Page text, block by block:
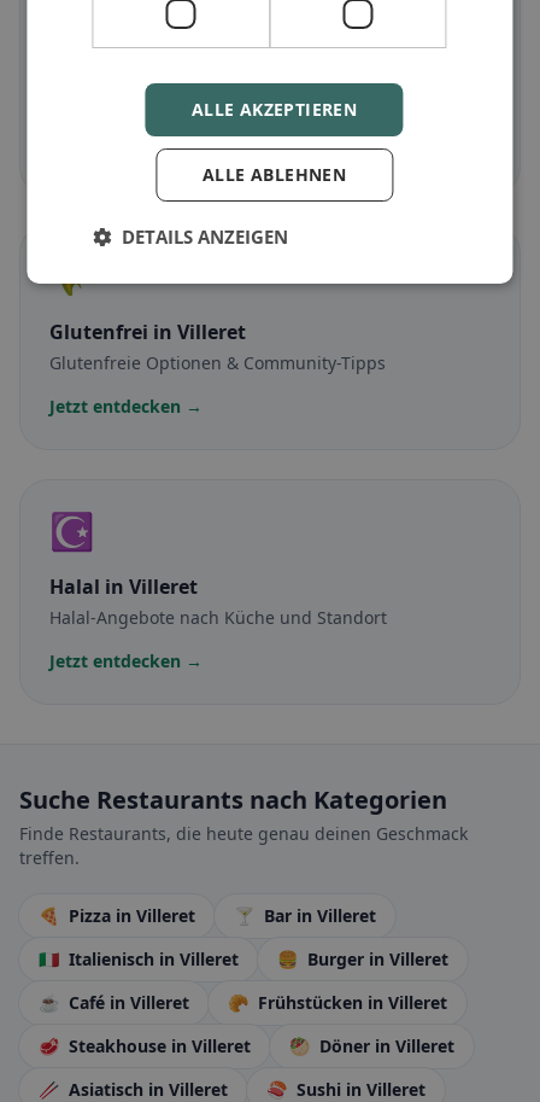
Vegetarischin Villeret
Fleischlose Gerichte & vegetarische Klassiker
Jetzt entdecken →
🌾
Glutenfrei in Villeret
Glutenfreie Optionen & Community-Tipps
Jetzt entdecken →
☪️
Halal in Villeret
Halal-Angebote nach Küche und Standort
Jetzt entdecken →
Suche Restaurants nach Kategorien
Finde Restaurants, die heute genau deinen Geschmack
treffen.
🍕 Pizza in Villeret 🍸 Bar in Villeret
🇮🇹 Italienisch in Villeret 🍔 Burger in Villeret
☕ Café in Villeret 🥐 Frühstücken in Villeret
🥩 Steakhouse in Villeret 🥙 Döner in Villeret
🥢 Asiatisch in Villeret 🍣 Sushi in Villeret
ALLE AKZEPTIEREN
ALLE ABLEHNEN
DETAILS ANZEIGEN